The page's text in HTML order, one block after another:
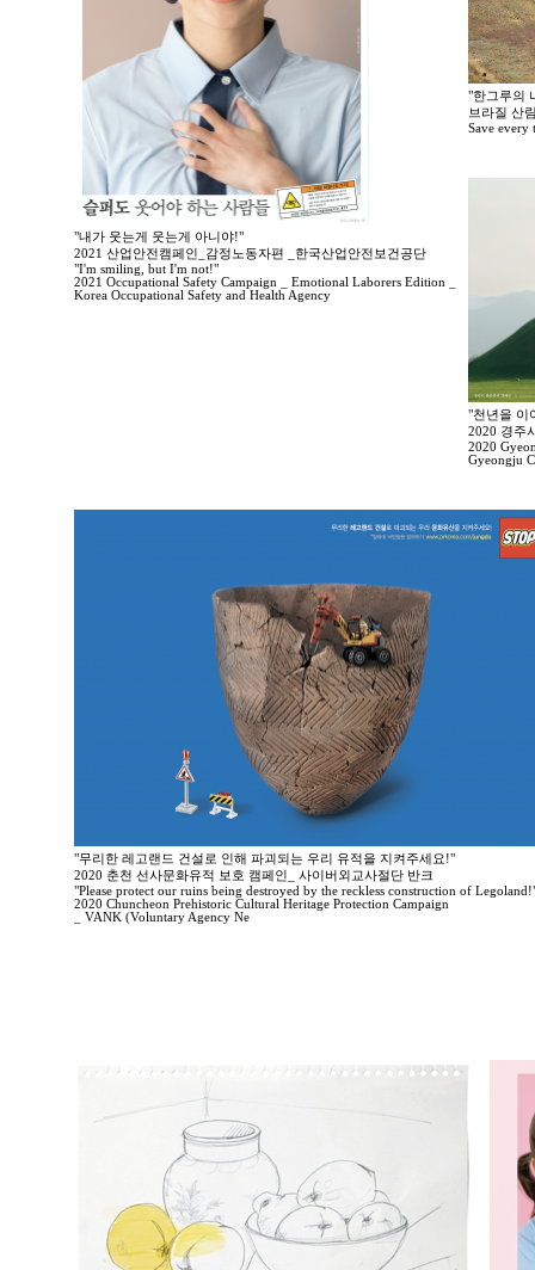
"내가 웃는게 웃는게 아니야!"
2021 산업안전캠페인_감정노동자편 _한국산업안전보건공단
"I'm smiling, but I'm not!"
2021 Occupational Safety Campaign _ Emotional Laborers Edition _
Korea Occupational Safety and Health Agency
"한그루의
브라질 산
Save every
"천년을 이
2020 경주
2020
Gyeongju
"무리한 레고랜드 건설로 인해 파괴되는 우리 유적을 지켜주세요!"
2020 춘천 선사문화유적 보호 캠페인_ 사이버외교사절단 반크
"Please protect our ruins being destroyed by the reckless construction of
2020 Chuncheon Prehistoric Cultural Heritage Protection Campaign
_ VANK (Voluntary Agency Ne